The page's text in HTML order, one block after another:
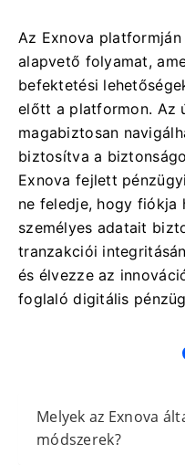
Az Exnova
alapvető folyamat,
befektetési
előtt a platformon. Az
magabiztosan
biztosítva a
Exnova fejlett
ne feledje, hogy fiókja
személyes adatait
tranzakciói
és élvezze az
foglaló digitális
Melyek az Exnova
módszerek?